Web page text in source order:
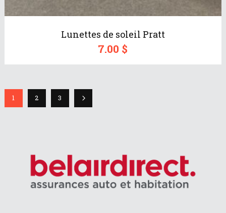
Lunettes de soleil Pratt
7.00 $
1 2 3